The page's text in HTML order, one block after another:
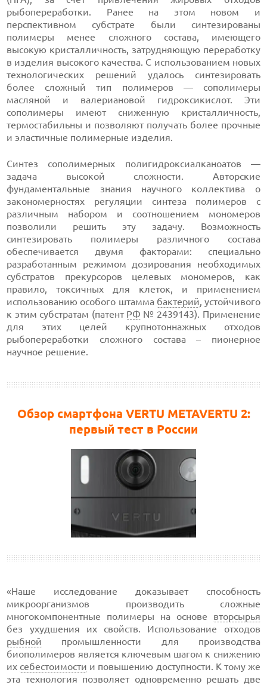
рыбопереработки. Ранее на этом новом и
перспективном субстрате были синтезированы
полимеры менее сложного состава, имеющего
высокую кристалличность, затрудняющую переработку
в изделия высокого качества. С использованием новых
технологических решений удалось синтезировать
более сложный тип полимеров — сополимеры
масляной и валериановой гидроксикислот. Эти
сополимеры имеют сниженную кристалличность,
термостабильны и позволяют получать более прочные
и эластичные полимерные изделия.
Синтез сополимерных полигидроксиалканоатов —
задача высокой сложности. Авторские
фундаментальные знания научного коллектива о
закономерностях регуляции синтеза полимеров с
различным набором и соотношением мономеров
позволили решить эту задачу. Возможность
синтезировать полимеры различного состава
обеспечивается двумя факторами: специально
разработанным режимом дозирования необходимых
субстратов прекурсоров целевых мономеров, как
правило, токсичных для клеток, и применением
использованию особого штамма бактерий, устойчивого
к этим субстратам (патент РФ № 2439143). Применение
для этих целей крупнотоннажных отходов
рыбопереработки сложного состава – пионерное
научное решение.
Обзор смартфона VERTU METAVERTU 2:
первый тест в России
«Наше исследование доказывает способность
микроорганизмов производить сложные
многокомпонентные полимеры на основе вторсырья
без ухудшения их свойств. Использование отходов
рыбной промышленности для производства
биополимеров является ключевым шагом к снижению
их себестоимости и повышению доступности. К тому же
эта технология позволяет одновременно решать две